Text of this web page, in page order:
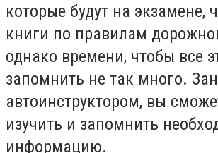
которые будут на экзамене,
книги по правилам
однако времени, чтобы все
запомнить не так много.
автоинструктором, вы
изучить и запомнить
информацию.